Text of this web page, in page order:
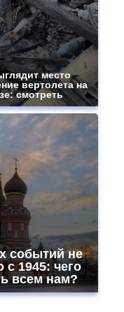
место
вертолета на
смотреть
событий не
с 1945: чего
всем нам?